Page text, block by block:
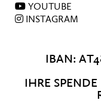
YOUTUBE
INSTAGRAM
IBAN:
IHRE